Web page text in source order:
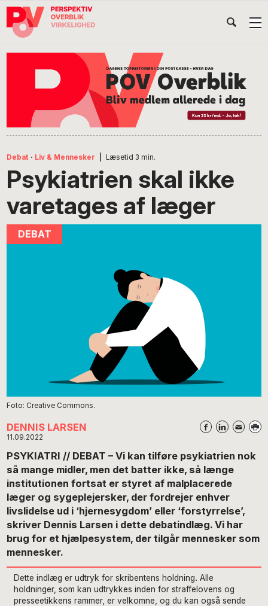
Gå
direkte
Skip
indhold
Gå
direkte
Debat · Liv & Mennesker Læsetid 3 min.
Psykiatrien skal ikke
varetages af læger
Foto: Creative Commons.
DENNIS LARSEN
11.09.2022
PSYKIATRI // DEBAT – Vi kan tilføre psykiatrien nok
så mange midler, men det batter ikke, så længe
institutionen fortsat er styret af malplacerede
læger og sygeplejersker, der fordrejer enhver
livslidelse ud i ‘hjernesygdom’ eller ‘forstyrrelse’,
skriver Dennis Larsen i dette debatindlæg. Vi har
brug for et hjælpesystem, der tilgår mennesker som
mennesker.
Dette indlæg er udtryk for skribentens holdning. Alle
holdninger, som kan udtrykkes inden for straffelovens og
presseetikkens rammer, er velkomne, og du kan også sende